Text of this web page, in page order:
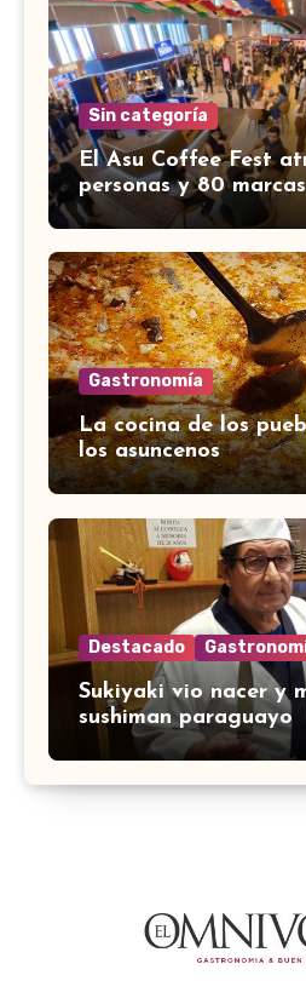
Sin categoría
El Asu Coffee Fest
personas y 80 marcas
Gastronomía
La cocina de los
los asuncenos
Destacado
Sukiyaki vio nacer y
sushiman paraguayo